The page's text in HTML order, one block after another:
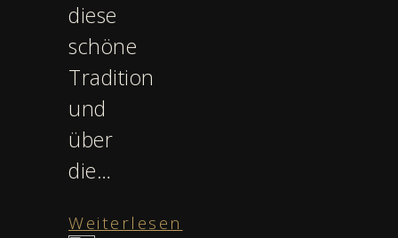
diese
schöne
Tradition
und
über
die…
Weiterlesen